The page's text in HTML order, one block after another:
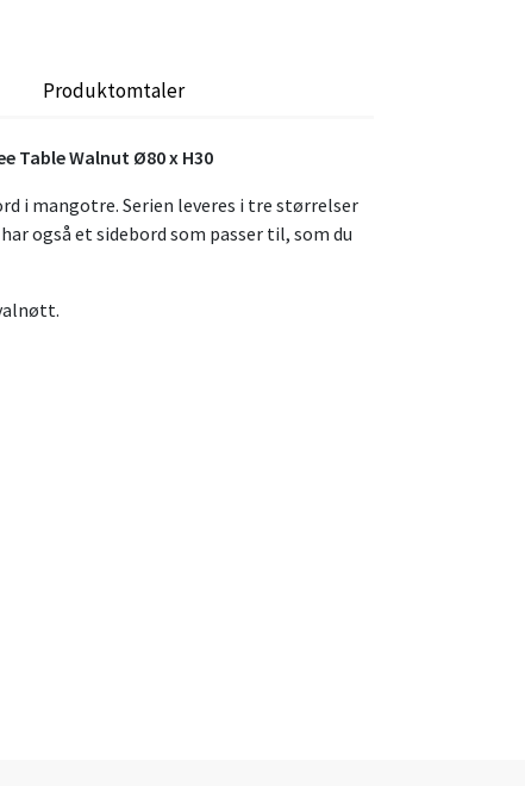
Produktomtaler
Table Walnut Ø80 x H30
i mangotre. Serien leveres i tre størrelser
også et sidebord som passer til, som du